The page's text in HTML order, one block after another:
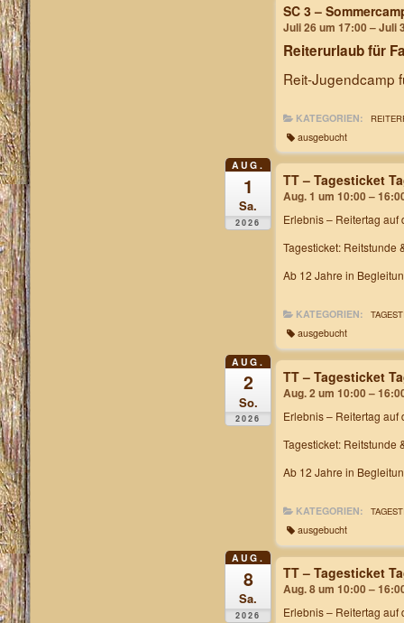
SC 3 –
Juli 26 um 17:00 – Juli
Reiterurlaub für
Reit-Jugendcamp
KATEGORIEN:
ausgebucht
AUG.
1
Sa.
2026
TT – Tagesticket
Aug. 1 um 10:00 –
Erlebnis – Reitertag auf
Tagesticket: Reitstunde
Ab 12 Jahre in
KATEGORIEN:
ausgebucht
AUG.
2
So.
2026
TT – Tagesticket
Aug. 2 um 10:00 –
Erlebnis – Reitertag auf
Tagesticket: Reitstunde
Ab 12 Jahre in
KATEGORIEN:
ausgebucht
AUG.
8
Sa.
2026
TT – Tagesticket
Aug. 8 um 10:00 –
Erlebnis – Reitertag auf